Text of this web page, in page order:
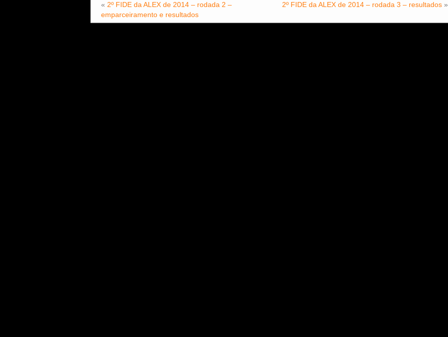
« 2º FIDE da ALEX de 2014 – rodada 2 –
emparceiramento e resultados
2º FIDE da ALEX de 2014 – rodada 3 – resultados»